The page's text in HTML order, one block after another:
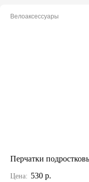
Велоаксессуары
Перчатки
Цена: 530 р.